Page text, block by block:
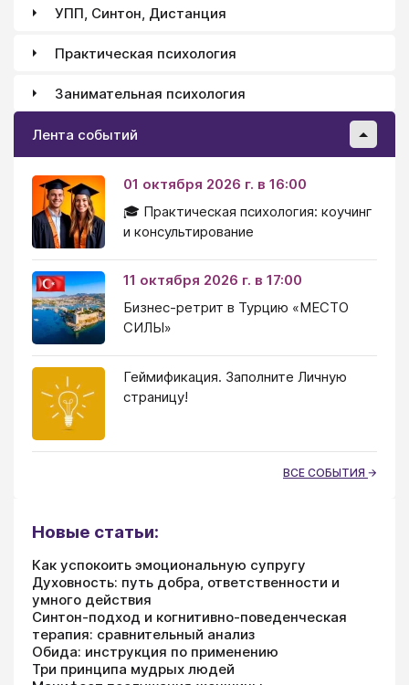
УПП, Синтон, Дистанция
Практическая психология
Занимательная психология
Лента событий
01 октября 2026 г. в 16:00
🎓 Практическая психология: коучинг
и консультирование
11 октября 2026 г. в 17:00
Бизнес-ретрит в Турцию «МЕСТО
СИЛЫ»
Геймификация. Заполните Личную
страницу!
ВСЕ СОБЫТИЯ
Новые статьи:
Как успокоить эмоциональную супругу
Духовность: путь добра, ответственности и
умного действия
Синтон-подход и когнитивно-поведенческая
терапия: сравнительный анализ
Обида: инструкция по применению
Три принципа мудрых людей